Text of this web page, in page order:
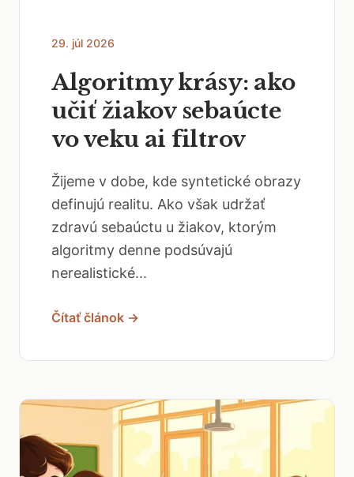
29. júl 2026
Algoritmy krásy: ako
učiť žiakov sebaúcte
vo veku ai filtrov
Žijeme v dobe, kde syntetické obrazy
definujú realitu. Ako však udržať
zdravú sebaúctu u žiakov, ktorým
algoritmy denne podsúvajú
nerealistické...
Čítať článok →